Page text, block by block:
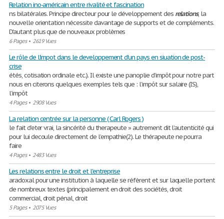
Relation ino-américain entre rivalité et fascination
ns bilatérales. Principe directeur pour le développement des relations, la
nouvelle orientation nécessite davantage de supports et de compléments.
D'autant plus que de nouveaux problèmes
6 Pages• 2619 Vues
Le rôle de l'impot dans le developpement d'un pays en siuation de post-
crise
étés, cotisation ordinale etc.). Il existe une panoplie d’impôt pour notre part
nous en citerons quelques exemples tels que : l’impôt sur salaire (IS),
l’impôt
4 Pages• 2908 Vues
La relation centrée sur la personne ( Carl Rogers )
le fait d’eter vrai, la sincérité du therapeute » autrement dit l’autenticité qui
pour lui decoule directement de l’empathie(2). Le thérapeute ne pourra
faire
4 Pages• 2483 Vues
Les relations entre le droit et l'entreprise
aradoxal pour une institution à laquelle se réfèrent et sur laquelle portent
de nombreux textes (principalement en droit des sociétés, droit
commercial, droit pénal, droit
5 Pages• 2075 Vues